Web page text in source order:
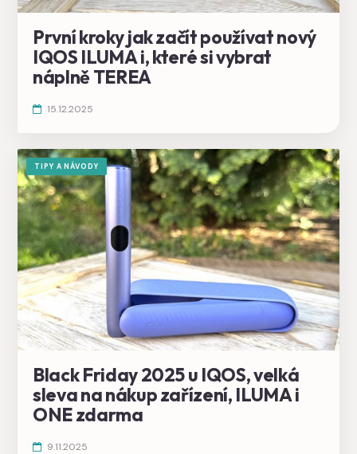
První kroky jak začít používat nový
IQOS ILUMA i, které si vybrat
náplně TEREA
15.12.2025
TIPY A NÁVODY
Black Friday 2025 u IQOS, velká
sleva na nákup zařízení, ILUMA i
ONE zdarma
9.11.2025